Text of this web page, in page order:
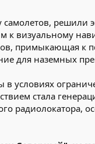
решили
к визуальному
примыкающая к
для наземных
в условиях
стала
радиолокатора,